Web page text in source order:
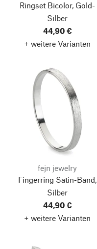
Ringset Bicolor, Gold-
Silber
44,90 €
+ weitere Varianten
fejn jewelry
Fingerring Satin-Band,
Silber
44,90 €
+ weitere Varianten